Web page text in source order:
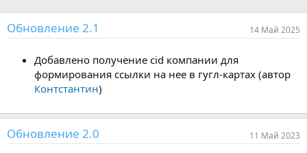
д
а
и
я
Обновление 2.1 14 Май 2025
Добавлено получение cid компании для
формирования ссылки на нее в гугл-картах (автор
Контстантин)
Обновление 2.0 11 Май 2023